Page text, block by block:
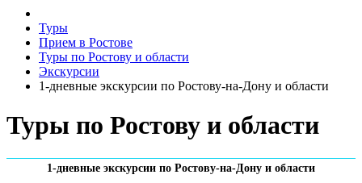
Туры
Прием в Ростове
Туры по Ростову и области
Экскурсии
1-дневные экскурсии по Ростову-на-Дону и области
Туры по Ростову и области
1-дневные экскурсии по Ростову-на-Дону и области